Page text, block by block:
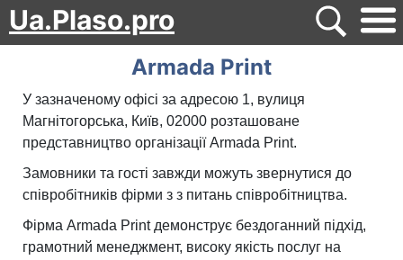
Ua.Plaso.pro
Armada Print
У зазначеному офісі за адресою 1, вулиця
Магнітогорська, Київ, 02000 розташоване
представництво організації Armada Print.
Замовники та гості завжди можуть звернутися до
співробітників фірми з з питань співробітництва.
Фірма Armada Print демонструє бездоганний підхід,
грамотний менеджмент, високу якість послуг на